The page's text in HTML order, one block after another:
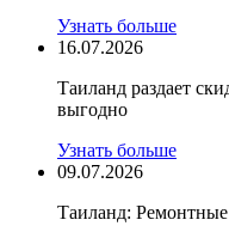
Узнать больше
16.07.2026
Таиланд раздает
выгодно
Узнать больше
09.07.2026
Таиланд: